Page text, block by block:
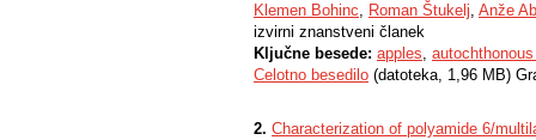
Klemen Bohinc, Roman Štukelj, Anže
izvirni znanstveni članek
Ključne besede: apples,
Celotno besedilo (datoteka, 1,96 MB)
2. Characterization of polyamide 6/